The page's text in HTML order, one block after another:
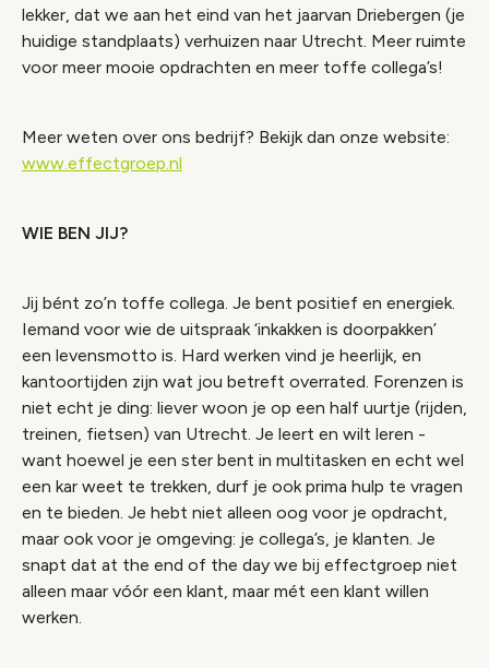
lekker, dat we aan het eind van het jaarvan Driebergen (je
huidige standplaats) verhuizen naar Utrecht. Meer ruimte
voor meer mooie opdrachten en meer toffe collega’s!
Meer weten over ons bedrijf? Bekijk dan onze website:
www.effectgroep.nl
WIE BEN JIJ?
Jij bént zo’n toffe collega. Je bent positief en energiek.
Iemand voor wie de uitspraak ‘inkakken is doorpakken’
een levensmotto is. Hard werken vind je heerlijk, en
kantoortijden zijn wat jou betreft overrated. Forenzen is
niet echt je ding: liever woon je op een half uurtje (rijden,
treinen, fietsen) van Utrecht. Je leert en wilt leren -
want hoewel je een ster bent in multitasken en echt wel
een kar weet te trekken, durf je ook prima hulp te vragen
en te bieden. Je hebt niet alleen oog voor je opdracht,
maar ook voor je omgeving: je collega’s, je klanten. Je
snapt dat at the end of the day we bij effectgroep niet
alleen maar vóór een klant, maar mét een klant willen
werken.